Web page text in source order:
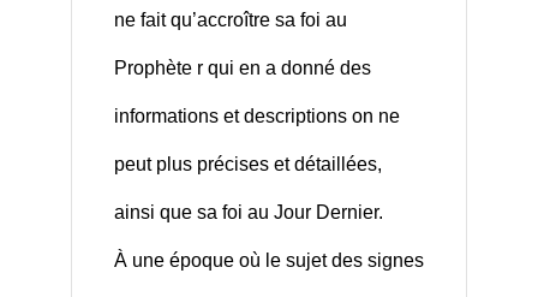
ne fait qu’accroître sa foi au
Prophète r qui en a donné des
informations et descriptions on ne
peut plus précises et détaillées,
ainsi que sa foi au Jour Dernier.
À une époque où le sujet des signes